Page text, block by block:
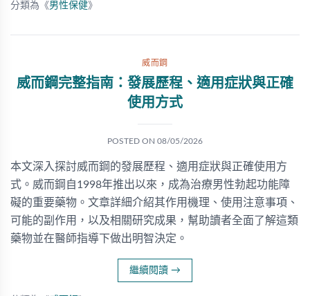
分類為《男性保健》
威而鋼
威而鋼完整指南：發展歷程、適用症狀與正確
使用方式
POSTED ON 08/05/2026
本文深入探討威而鋼的發展歷程、適用症狀與正確使用方
式。威而鋼自1998年推出以來，成為治療男性勃起功能障
礙的重要藥物。文章詳細介紹其作用機理、使用注意事項、
可能的副作用，以及相關研究成果，幫助讀者全面了解這類
藥物並在醫師指導下做出明智決定。
繼續閱讀 →